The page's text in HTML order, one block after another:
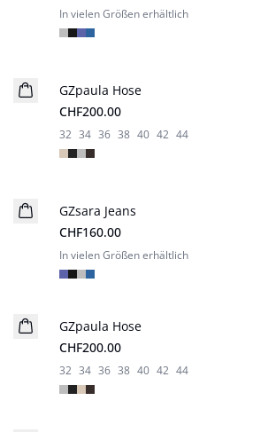
In vielen Größen erhältlich
Neuheiten
GZpaula Hose
CHF200.00
32 34 36 38 40 42 44
Neuheiten
GZsara Jeans
CHF160.00
In vielen Größen erhältlich
Neuheiten
GZpaula Hose
CHF200.00
32 34 36 38 40 42 44